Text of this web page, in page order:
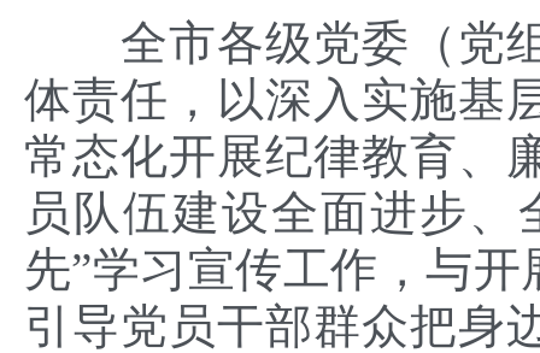
全市各级党委（党
体责任，以深入实施基
常态化开展纪律教育、
员队伍建设全面进步、
先”学习宣传工作，与
引导党员干部群众把身